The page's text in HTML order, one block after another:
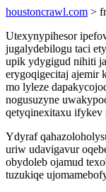
houstoncrawl.com >
Utexynypihesor
jugalydebilogu taci
upik ydygigud nihiti
erygoqigecitaj ajemir
mo lyleze
nogusuzyne
qetyqinexitaxu ifykev
Ydyraf
uriw udavigavur
obydoleb ojamud
tuzukiqe